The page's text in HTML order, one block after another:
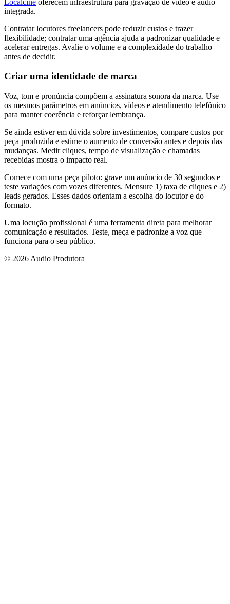
integrada.
Contratar locutores freelancers pode reduzir custos e trazer
flexibilidade; contratar uma agência ajuda a padronizar qualidade e
acelerar entregas. Avalie o volume e a complexidade do trabalho
antes de decidir.
Criar uma identidade de marca
Voz, tom e pronúncia compõem a assinatura sonora da marca. Use
os mesmos parâmetros em anúncios, vídeos e atendimento telefônico
para manter coerência e reforçar lembrança.
Se ainda estiver em dúvida sobre investimentos, compare custos por
peça produzida e estime o aumento de conversão antes e depois das
mudanças. Medir cliques, tempo de visualização e chamadas
recebidas mostra o impacto real.
Comece com uma peça piloto: grave um anúncio de 30 segundos e
teste variações com vozes diferentes. Mensure 1) taxa de cliques e 2)
leads gerados. Esses dados orientam a escolha do locutor e do
formato.
Uma locução profissional é uma ferramenta direta para melhorar
comunicação e resultados. Teste, meça e padronize a voz que
funciona para o seu público.
© 2026 Audio Produtora